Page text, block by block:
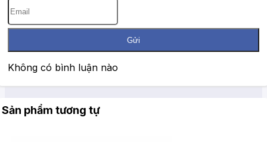
Gửi
Không có bình luận nào
Sản phẩm tương tự